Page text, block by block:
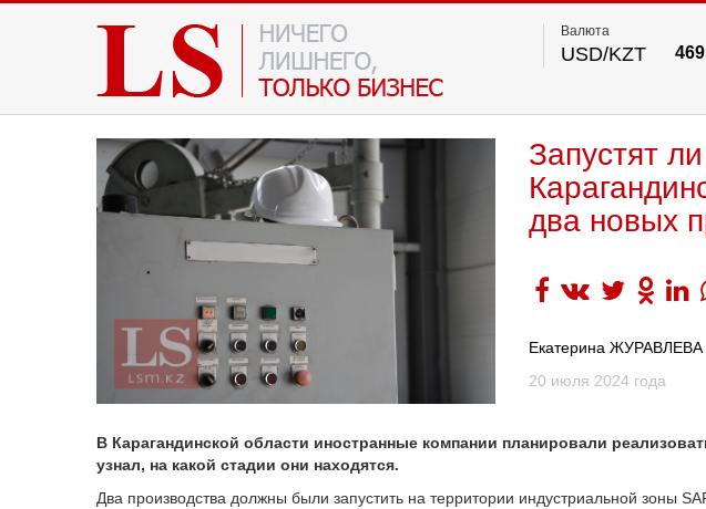
Валюта
USD/KZT
Запустят
два новых
Екатерина ЖУРАВЛЕВА
20 июля 2024 года
В Карагандинской области иностранные компании планировали
узнал, на какой стадии они находятся.
Два производства должны были запустить на территории индустриальной зоны